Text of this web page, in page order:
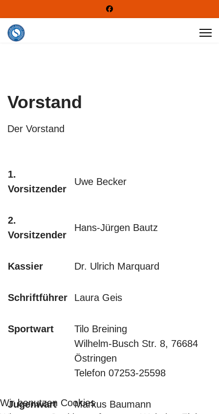
Vorstand
Der Vorstand
1.
Vorsitzender
Uwe Becker
2.
Vorsitzender
Hans-Jürgen Bautz
Kassier Dr. Ulrich Marquard
Schriftführer Laura Geis
Sportwart
Tilo Breining
Wilhelm-Busch Str. 8, 76684
Östringen
Telefon 07253-25598
Jugenwart
Markus Baumann
Wir benutzen Cookies